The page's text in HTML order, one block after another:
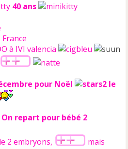
40 ans
à IVI valencia
pour Noël
le
On repart pour bébé 2
2 embryons,
mais